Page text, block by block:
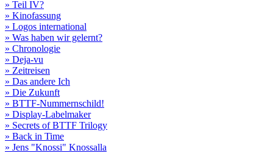
» Teil IV?
» Kinofassung
» Logos international
» Was haben wir gelernt?
» Chronologie
» Deja-vu
» Zeitreisen
» Das andere Ich
» Die Zukunft
» BTTF-Nummernschild!
» Display-Labelmaker
» Secrets of BTTF Trilogy
» Back in Time
» Jens "Knossi" Knossalla